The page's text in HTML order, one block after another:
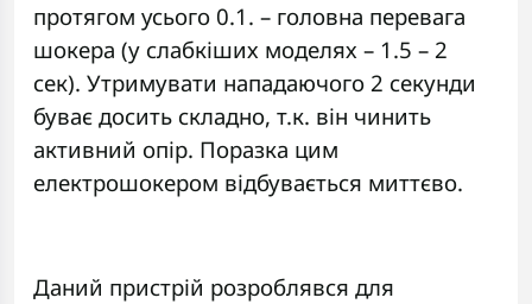
протягом усього 0.1. – головна перевага
шокера (у слабкіших моделях – 1.5 – 2
сек). Утримувати нападаючого 2 секунди
буває досить складно, т.к. він чинить
активний опір. Поразка цим
електрошокером відбувається миттєво.
Даний пристрій розроблявся для